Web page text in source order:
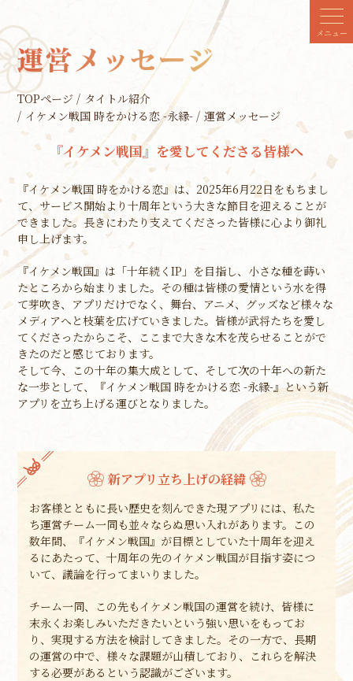
メニュー
TOPページ
タイトル紹介
イケメン戦国 時をかける恋 -永縁-
運営メッセージ
『イケメン戦国』を愛してくださる皆様へ
『イケメン戦国 時をかける恋』は、2025年6月22日をもちまし
て、サービス開始より十周年という大きな節目を迎えることが
できました。長きにわたり支えてくださった皆様に心より御礼
申し上げます。
『イケメン戦国』は「十年続くIP」を目指し、小さな種を蒔い
たところから始まりました。その種は皆様の愛情という水を得
て芽吹き、アプリだけでなく、舞台、アニメ、グッズなど様々な
メディアへと枝葉を広げていきました。皆様が武将たちを愛し
てくださったからこそ、ここまで大きな木を茂らせることがで
きたのだと感じております。
そして今、この十年の集大成として、そして次の十年への新た
な一歩として、『イケメン戦国 時をかける恋 -永縁-』という新
アプリを立ち上げる運びとなりました。
新アプリ立ち上げの経緯
お客様とともに長い歴史を刻んできた現アプリには、私た
ち運営チーム一同も並々ならぬ思い入れがあります。この
数年間、『イケメン戦国』が目標としていた十周年を迎え
るにあたって、十周年の先のイケメン戦国が目指す姿につ
いて、議論を行ってまいりました。
チーム一同、この先もイケメン戦国の運営を続け、皆様に
末永くお楽しみいただきたいという強い思いをもってお
り、実現する方法を検討してきました。その一方で、長期
の運営の中で、様々な課題が山積しており、これらを解決
する必要があるという認識がございます。